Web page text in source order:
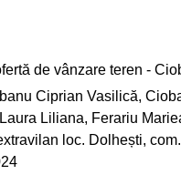
de vânzare teren -
Ciprian Vasilică,
Liliana, Ferariu
loc. Dolhești,